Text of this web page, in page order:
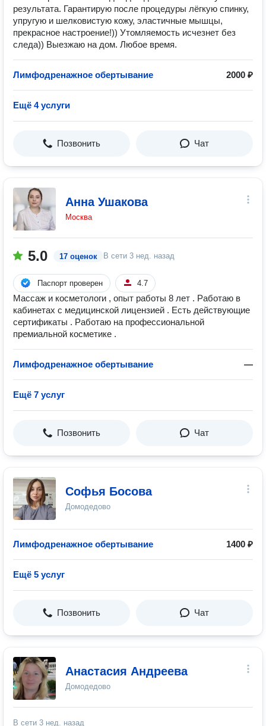
результата. Гарантирую после процедуры лёгкую спинку,
упругую и шелковистую кожу, эластичные мышцы,
прекрасное настроение!)) Утомляемость исчезнет без
следа)) Выезжаю на дом. Любое время.
Лимфодренажное обертывание 2000 ₽
Ещё 4 услуги
Позвонить Чат
Анна Ушакова
Москва
5.0 17 оценок В сети 3 нед. назад
Паспорт проверен 4.7
Массаж и косметологи , опыт работы 8 лет . Работаю в
кабинетах с медицинской лицензией . Есть действующие
сертификаты . Работаю на профессиональной
премиальной косметике .
Лимфодренажное обертывание —
Ещё 7 услуг
Позвонить Чат
Софья Босова
Домодедово
Лимфодренажное обертывание 1400 ₽
Ещё 5 услуг
Позвонить Чат
Анастасия Андреева
Домодедово
В сети 3 нед. назад